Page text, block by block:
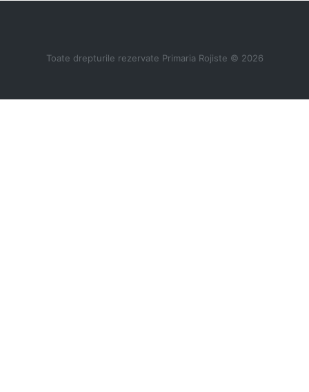
Toate drepturile rezervate Primaria Rojiste © 2026